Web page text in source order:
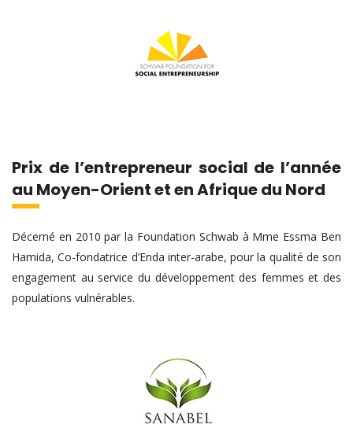
Prix de l’entrepreneur social de l’année
au Moyen-Orient et en Afrique du Nord
Décerné en 2010 par la Foundation Schwab à Mme Essma Ben
Hamida, Co-fondatrice d’Enda inter-arabe, pour la qualité de son
engagement au service du développement des femmes et des
populations vulnérables.